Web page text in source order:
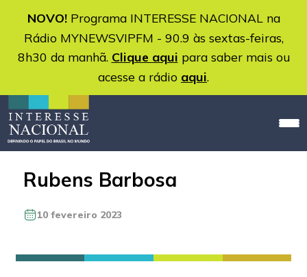
NOVO!Programa INTERESSE NACIONAL na
Rádio MYNEWSVIPFM - 90.9 às sextas-feiras,
8h30 da manhã. Clique aqui para saber mais ou
acesse a rádio aqui.
Rubens Barbosa
10 fevereiro 2023